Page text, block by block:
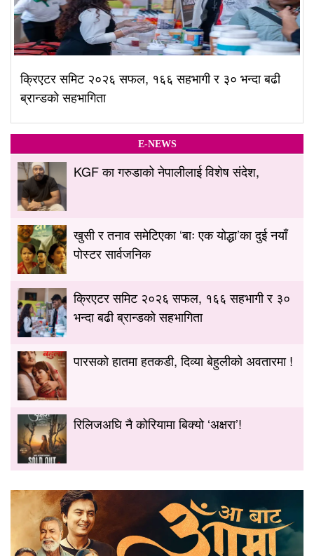
क्रिएटर समिट २०२६ सफल, १६६ सहभागी र ३० भन्दा बढी
ब्रान्डको सहभागिता
E-NEWS
KGF का गरुडाको नेपालीलाई विशेष संदेश,
खुसी र तनाव समेटिएका ‘बाः एक योद्धा’का दुई नयाँ
पोस्टर सार्वजनिक
क्रिएटर समिट २०२६ सफल, १६६ सहभागी र ३०
भन्दा बढी ब्रान्डको सहभागिता
पारसको हातमा हतकडी, दिव्या बेहुलीको अवतारमा !
रिलिजअघि नै कोरियामा बिक्यो ‘अक्षरा’!